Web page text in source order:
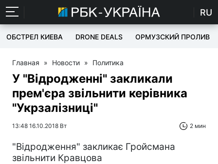
RU
ОБСТРЕЛ КИЕВА DRONE DEALS ОРМУЗСКИЙ ПРОЛИВ
Главная » Новости » Политика
У "Відродженні" закликали
прем'єра звільнити керівника
"Укрзалізниці"
13:48 16.10.2018 Вт 2 мин
"Відродження" закликає Гройсмана
звільнити Кравцова